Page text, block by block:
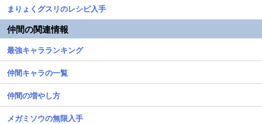
まりょくグスリのレシピ入手
仲間の関連情報
最強キャラランキング
仲間キャラの一覧
仲間の増やし方
メガミソウの無限入手